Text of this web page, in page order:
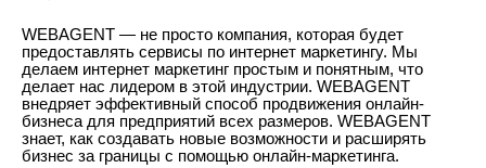
WEBAGENT — не просто компания, которая будет
предоставлять сервисы по интернет маркетингу. Мы
делаем интернет маркетинг простым и понятным, что
делает нас лидером в этой индустрии. WEBAGENT
внедряет эффективный способ продвижения онлайн-
бизнеса для предприятий всех размеров. WEBAGENT
знает, как создавать новые возможности и расширять
бизнес за границы с помощью онлайн-маркетинга.